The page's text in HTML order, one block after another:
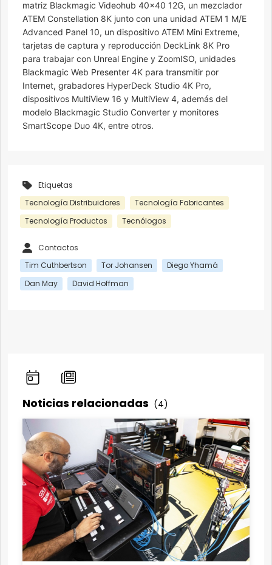
matriz Blackmagic Videohub 40×40 12G, un mezclador
ATEM Constellation 8K junto con una unidad ATEM 1 M/E
Advanced Panel 10, un dispositivo ATEM Mini Extreme,
tarjetas de captura y reproducción DeckLink 8K Pro
para trabajar con Unreal Engine y ZoomISO, unidades
Blackmagic Web Presenter 4K para transmitir por
Internet, grabadores HyperDeck Studio 4K Pro,
dispositivos MultiView 16 y MultiView 4, además del
modelo Blackmagic Studio Converter y monitores
SmartScope Duo 4K, entre otros.
Etiquetas
Tecnología Distribuidores
Tecnología Fabricantes
Tecnología Productos
Tecnólogos
Contactos
Tim Cuthbertson
Tor Johansen
Diego Yhamá
Dan May
David Hoffman
Noticias relacionadas (4)